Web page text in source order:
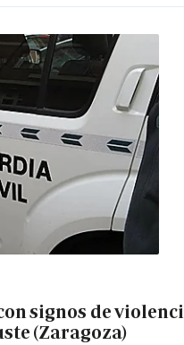
signos de
(Zaragoza)